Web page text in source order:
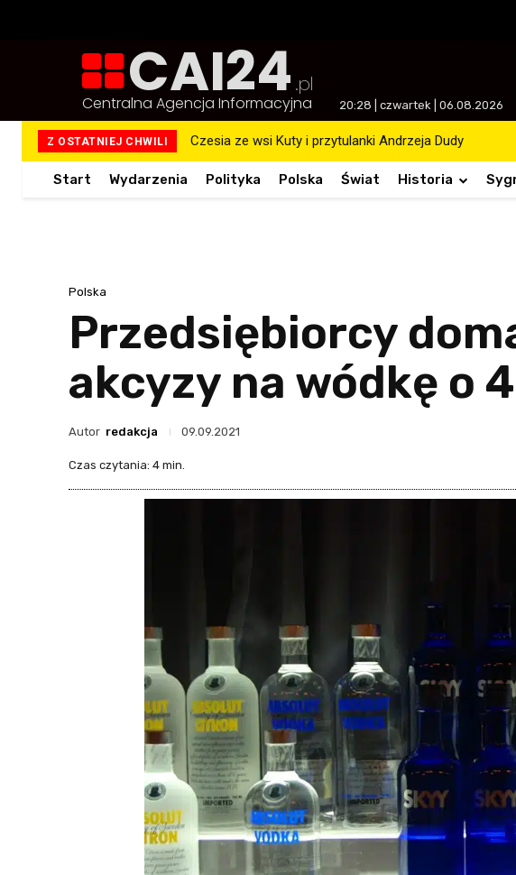
CAI24 .pl
Centralna Agencja Informacyjna 20:28 | czwartek | 06.08.2026
Z OSTATNIEJ CHWILI Czesia ze wsi Kuty i przytulanki Andrzeja Dudy
Start Wydarzenia Polityka Polska Świat Historia
Polska
Przedsiębiorcy
akcyzy na wódkę o
Autor redakcja 09.09.2021
Czas czytania: 4 min.